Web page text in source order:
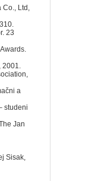
Ltd,
23
a
studeni
Jan
Sisak,